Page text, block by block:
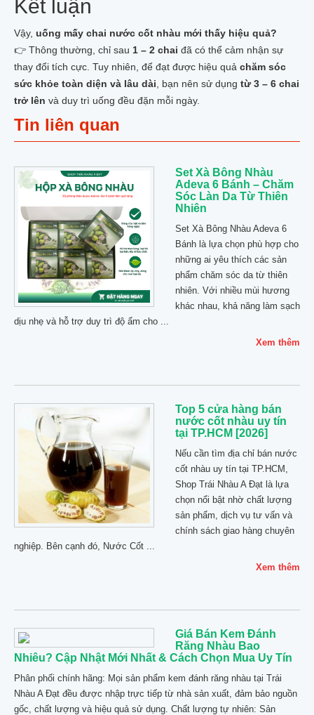
Kết luận
Vậy, uống mấy chai nước cốt nhàu mới thấy hiệu quả?
👉 Thông thường, chỉ sau 1 – 2 chai đã có thể cảm nhận sự
thay đổi tích cực. Tuy nhiên, để đạt được hiệu quả chăm sóc
sức khỏe toàn diện và lâu dài , bạn nên sử dụng từ 3 – 6 chai
trở lên và duy trì uống đều đặn mỗi ngày.
Tin liên quan
Set Xà Bông Nhàu
Adeva 6 Bánh – Chăm
Sóc Làn Da Từ Thiên
Nhiên
Set Xà Bông Nhàu Adeva 6
Bánh là lựa chọn phù hợp cho
những ai yêu thích các sản
phẩm chăm sóc da từ thiên
nhiên. Với nhiều mùi hương
khác nhau, khả năng làm sạch
dịu nhẹ và hỗ trợ duy trì độ ẩm cho ...
Xem thêm
Top 5 cửa hàng bán
nước cốt nhàu uy tín
tại TP.HCM [2026]
Nếu cần tìm địa chỉ bán nước
cốt nhàu uy tín tại TP.HCM,
Shop Trái Nhàu A Đạt là lựa
chọn nổi bật nhờ chất lượng
sản phẩm, dịch vụ tư vấn và
chính sách giao hàng chuyên
nghiệp. Bên cạnh đó, Nước Cốt ...
Xem thêm
Giá Bán Kem Đánh
Răng Nhàu Bao
Nhiêu? Cập Nhật Mới Nhất & Cách Chọn Mua Uy Tín
Phân phối chính hãng: Mọi sản phẩm kem đánh răng nhàu tại Trái
Nhàu A Đạt đều được nhập trực tiếp từ nhà sản xuất, đảm bảo nguồn
gốc, chất lượng và hiệu quả sử dụng. Chất lượng tự nhiên: Sản